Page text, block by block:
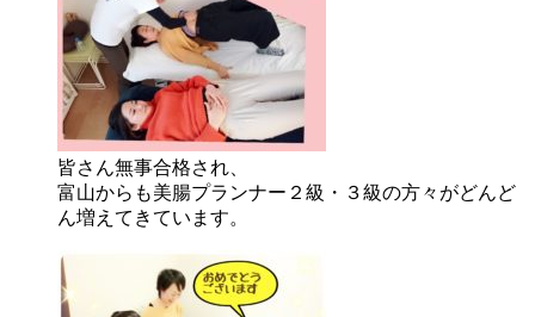
皆さん無事合格され、
富山からも美腸プランナー２級・３級の方々がどんど
ん増えてきています。